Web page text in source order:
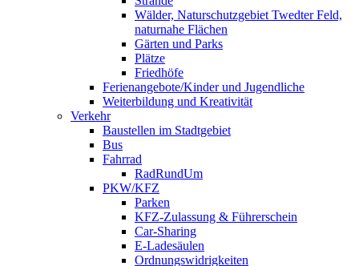
Wälder, Naturschutzgebiet Twedter Feld,
naturnahe Flächen
Gärten und Parks
Plätze
Friedhöfe
Ferienangebote/Kinder und Jugendliche
Weiterbildung und Kreativität
Verkehr
Baustellen im Stadtgebiet
Bus
Fahrrad
RadRundUm
PKW/KFZ
Parken
KFZ-Zulassung & Führerschein
Car-Sharing
E-Ladesäulen
Ordnungswidrigkeiten